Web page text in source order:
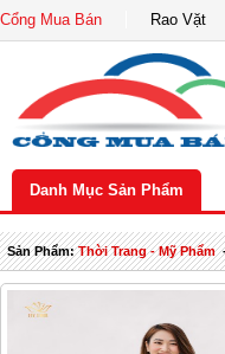
Cổng Mua Bán Rao Vặt
Danh Mục Sản Phẩm
Sản Phẩm:Thời Trang - Mỹ Phẩm